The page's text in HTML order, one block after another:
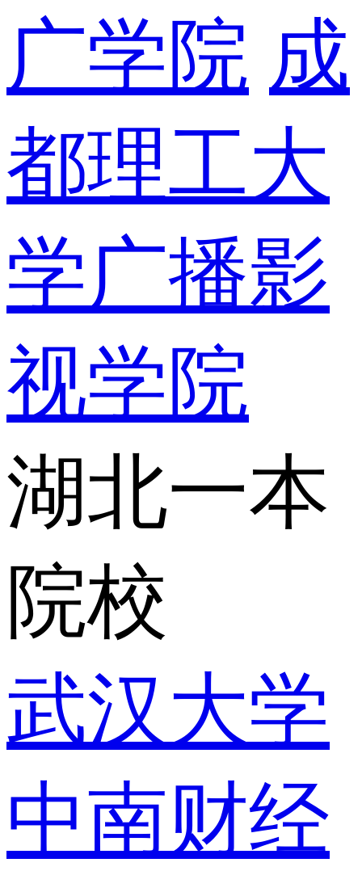
广学院 成
都理工大
学广播影
视学院
湖北一本
院校
武汉大学
中南财经